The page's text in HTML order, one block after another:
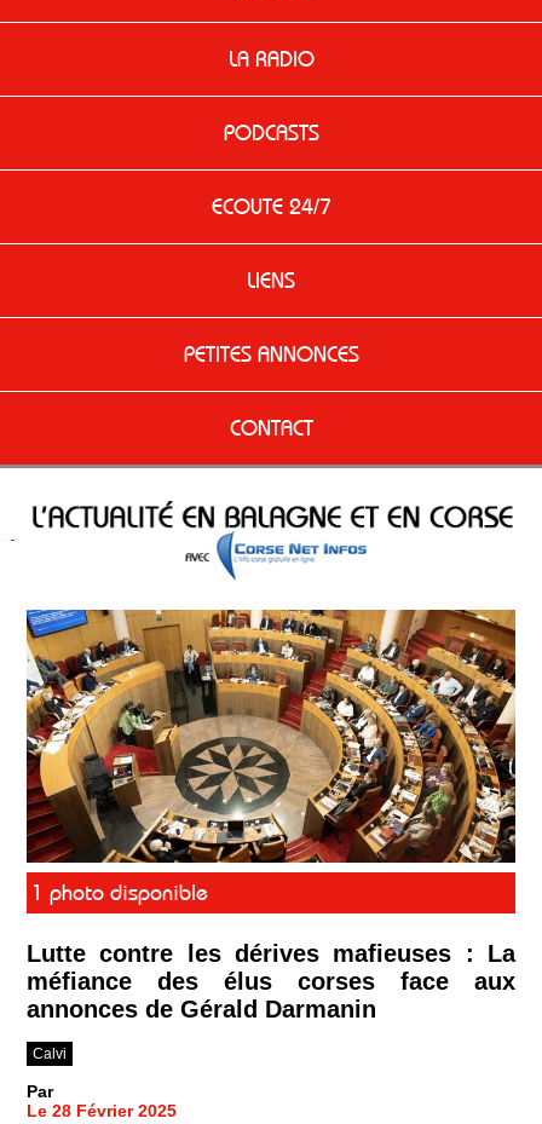
LA RADIO
PODCASTS
ECOUTE 24/7
LIENS
PETITES ANNONCES
CONTACT
1 photo disponible
Lutte contre les dérives mafieuses : La
méfiance des élus corses face aux
annonces de Gérald Darmanin
Calvi
Par
Le 28 Février 2025